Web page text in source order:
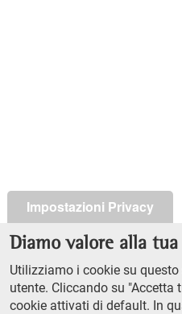
Impostazioni Privacy
Diamo valore alla
Utilizziamo i cookie su
utente. Cliccando su
cookie attivati di default. In